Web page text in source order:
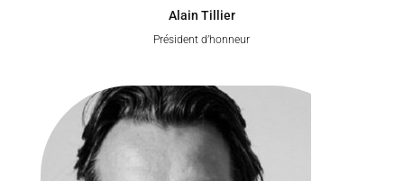
Alain Tillier
Président d’honneur